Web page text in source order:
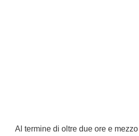
Al termine di oltre due ore e